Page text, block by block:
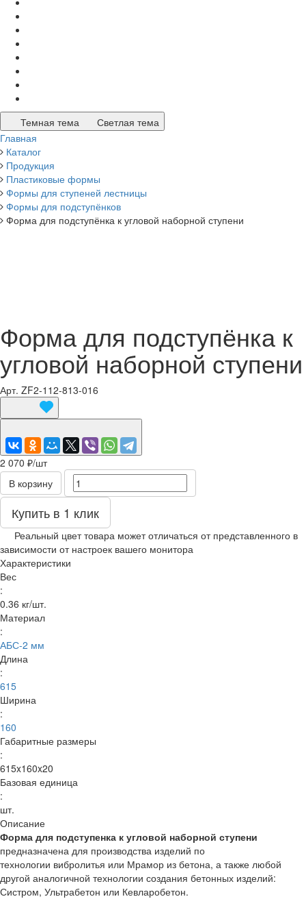
Темная тема
Светлая тема
Главная
Каталог
Продукция
Пластиковые формы
Формы для ступеней лестницы
Формы для подступёнков
Форма для подступёнка к угловой наборной ступени
Форма для подступёнка к
угловой наборной ступени
Арт. ZF2-112-813-016
2 070 ₽/шт
В корзину
Купить в 1 клик
Реальный цвет товара может отличаться от представленного в
зависимости от настроек вашего монитора
Характеристики
Вес
:
0.36 кг/шт.
Материал
:
АБС-2 мм
Длина
:
615
Ширина
:
160
Габаритные размеры
:
615x160x20
Базовая единица
:
шт.
Описание
Форма для подступенка к угловой наборной ступени
предназначена для производства изделий по
технологии вибролитья или Мрамор из бетона, а также любой
другой аналогичной технологии создания бетонных изделий:
Систром, Ультрабетон или Кевларобетон.